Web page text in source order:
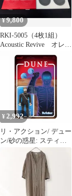
単 雑貨 日本製
¥9,800
RKI-5005（4枚1組）
Acoustic Revive オレ
オ アコースティック
リバイブ インシュレ
ーター
¥ 2,992
リ・アクション/ デュー
ン/砂の惑星: スティル